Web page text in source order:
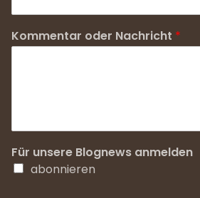
Kommentar oder Nachricht *
Für unsere Blognews anmelden
abonnieren